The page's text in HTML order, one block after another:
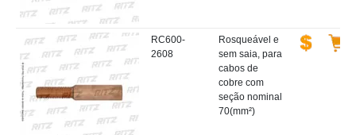
RC600-
2608
Rosqueável e
sem saia, para
cabos de
cobre com
seção nominal
70(mm²)